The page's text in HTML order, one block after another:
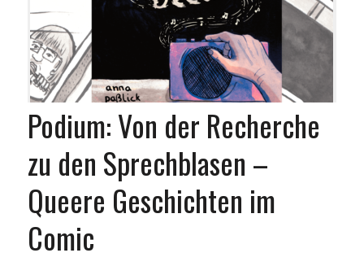
Podium: Von der Recherche
zu den Sprechblasen –
Queere Geschichten im
Comic